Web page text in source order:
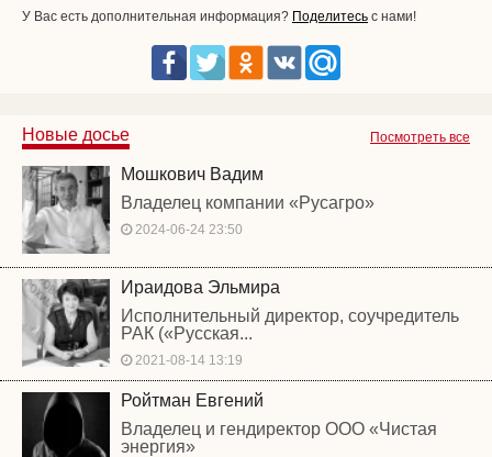
У Вас есть дополнительная информация? Поделитесь с нами!
Посмотреть все
Новые досье
Мошкович Вадим
Владелец компании «Русагро»
2024-06-24 23:50
Ираидова Эльмира
Исполнительный директор, соучредитель
РАК («Русская...
2021-08-14 13:19
Ройтман Евгений
Владелец и гендиректор ООО «Чистая
энергия»